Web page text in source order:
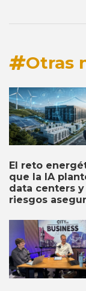
Otras
El reto
que la IA
data centers y
riesgos